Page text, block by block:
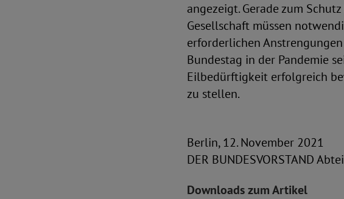
angezeigt. Gerade zum
Gesellschaft müssen
erforderlichen
Bundestag in der Pandemie
Eilbedürftigkeit erfolgreich
zu stellen.
Berlin, 12. November 2021
DER BUNDESVORSTAND
Downloads zum Artikel